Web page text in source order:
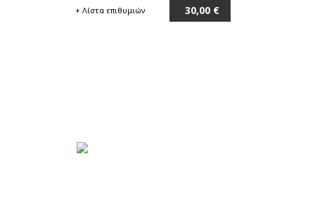
+ Λίστα επιθυμιών 30,00 €